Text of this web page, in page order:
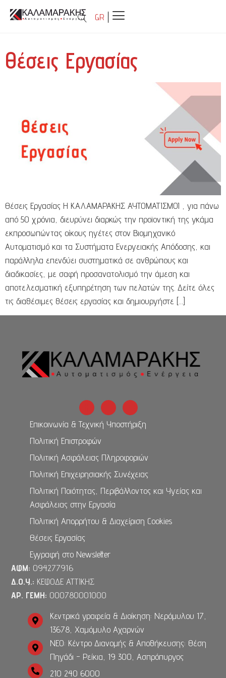
GR
Θέσεις Εργασίας
Θέσεις Εργασίας Η ΚΑΛΑΜΑΡΑΚΗΣ ΑΥΤΟΜΑΤΙΣΜΟΙ , για πάνω
από 50 χρόνια, διευρύνει διαρκώς την προϊοντική της γκάμα
εκπροσωπώντας οίκους ηγέτες στον Βιομηχανικό
Αυτοματισμό και τα Συστήματα Ενεργειακής Απόδοσης, και
παράλληλα επενδύει συστηματικά σε ανθρώπους και
διαδικασίες, με σαφή προσανατολισμό την άμεση και
αποτελεσματική εξυπηρέτηση των πελατών της. Δείτε όλες
τις διαθέσιμες θέσεις εργασίας και δημιουργήστε […]
Επικοινωνία & Τεχνική Υποστήριξη
Πολιτική Επιστροφών
Πολιτική Ασφάλειας Πληροφοριών
Πολιτική Επιχειρησιακής Συνέχειας
Πολιτική Ποιότητας, Περιβάλλοντος και Υγείας και
Ασφάλειας στην Εργασία
Πολιτική Απορρήτου & Διαχείριση Cookies
Θέσεις Εργασίας
Εγγραφή στο Newsletter
ΑΦΜ: 094277916
Δ.Ο.Υ.: ΚΕΦΟΔΕ ΑΤΤΙΚΗΣ
ΑΡ. ΓΕΜΗ: 000780001000
Κεντρικά γραφεία & Διοίκηση: Νερόμυλου 17,
13678, Χαμόμυλο Αχαρνών
ΝΕΟ: Κέντρο Διανομής & Αποθήκευσης: Θέση
Πηγάδι - Ρείκια, 19 300, Ασπρόπυργος
210 240 6000